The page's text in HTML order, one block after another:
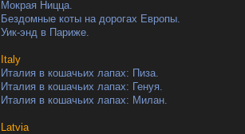
Мокрая Ницца.
Бездомные коты на дорогах Европы.
Уик-энд в Париже.
Italy
Италия в кошачьих лапах: Пиза.
Италия в кошачьих лапах: Генуя.
Италия в кошачьих лапах: Милан.
Latvia